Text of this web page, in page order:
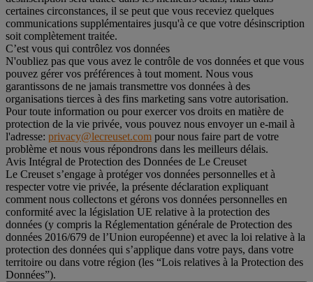
certaines circonstances, il se peut que vous receviez quelques
communications supplémentaires jusqu'à ce que votre désinscription
soit complètement traitée.
C’est vous qui contrôlez vos données
N'oubliez pas que vous avez le contrôle de vos données et que vous
pouvez gérer vos préférences à tout moment. Nous vous
garantissons de ne jamais transmettre vos données à des
organisations tierces à des fins marketing sans votre autorisation.
Pour toute information ou pour exercer vos droits en matière de
protection de la vie privée, vous pouvez nous envoyer un e-mail à
l'adresse: privacy@lecreuset.com pour nous faire part de votre
problème et nous vous répondrons dans les meilleurs délais.
Avis Intégral de Protection des Données de Le Creuset
Le Creuset s’engage à protéger vos données personnelles et à
respecter votre vie privée, la présente déclaration expliquant
comment nous collectons et gérons vos données personnelles en
conformité avec la législation UE relative à la protection des
données (y compris la Réglementation générale de Protection des
données 2016/679 de l’Union européenne) et avec la loi relative à la
protection des données qui s’applique dans votre pays, dans votre
territoire ou dans votre région (les “Lois relatives à la Protection des
Données”).